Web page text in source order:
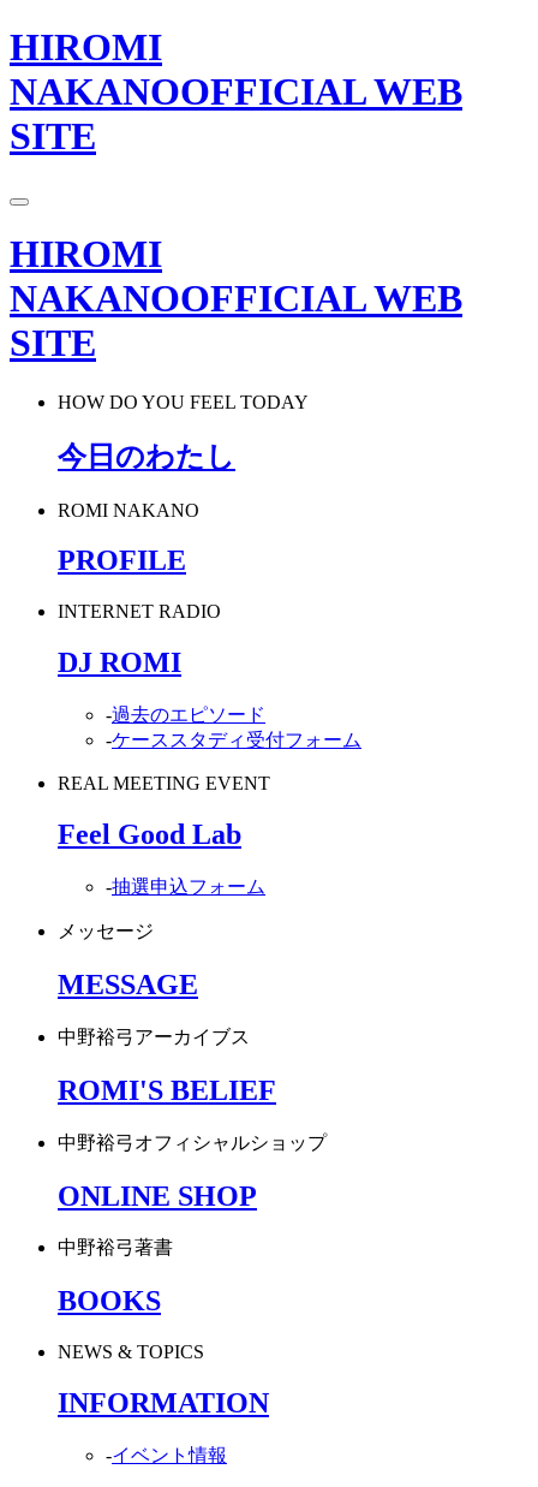
HIROMI
NAKANOOFFICIAL WEB
SITE
HIROMI
NAKANOOFFICIAL WEB
SITE
HOW DO YOU FEEL TODAY
今日のわたし
ROMI NAKANO
PROFILE
INTERNET RADIO
DJ ROMI
-過去のエピソード
-ケーススタディ受付フォーム
REAL MEETING EVENT
Feel Good Lab
-抽選申込フォーム
メッセージ
MESSAGE
中野裕弓アーカイブス
ROMI'S BELIEF
中野裕弓オフィシャルショップ
ONLINE SHOP
中野裕弓著書
BOOKS
NEWS & TOPICS
INFORMATION
-イベント情報